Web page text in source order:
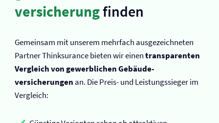
versicherungfinden
Gemeinsam mit unserem mehrfach ausgezeichneten
Partner Thinksurance bieten wir einentransparenten
Vergleich von gewerblichen Gebäude­
versicherungen an. Die Preis- und Leistungssieger im
Vergleich: